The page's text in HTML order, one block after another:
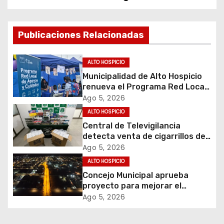
g
a
c
i
ó
n
d
e
e
Publicaciones Relacionadas
ALTO HOSPICIO
Municipalidad de Alto Hospicio
renueva el Programa Red Local
de Apoyos y Cuidados
Ago 5, 2026
ALTO HOSPICIO
Central de Televigilancia
detecta venta de cigarrillos de
contrabando y permite
incautación de más de 3 mil
cajetillas
Ago 5, 2026
ALTO HOSPICIO
Concejo Municipal aprueba
proyecto para mejorar el
alumbrado público del sector El
Ago 5, 2026